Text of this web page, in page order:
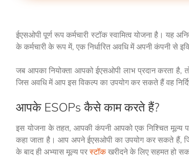
ईएसओपी पूर्ण रूप कर्मचारी स्टॉक स्वामित्व योजना है। यह
के कर्मचारी के रूप में, एक निर्धारित अवधि में अपनी कंपनी से
जब आपका नियोक्ता आपको ईएसओपी लाभ प्रदान करता है, तो
जिस अवधि में आप इस विकल्प का उपयोग कर सकते हैं वह
आपके ESOPs कैसे काम करते हैं?
इस योजना के तहत, आपकी कंपनी आपको एक निश्चित मूल्य
कहा जाता है। आप अपने ईएसओपी का उपयोग कर सकते हैं,
के बाद ही अभ्यास मूल्य परस्टॉकखरीदने के लिए सहमत हो